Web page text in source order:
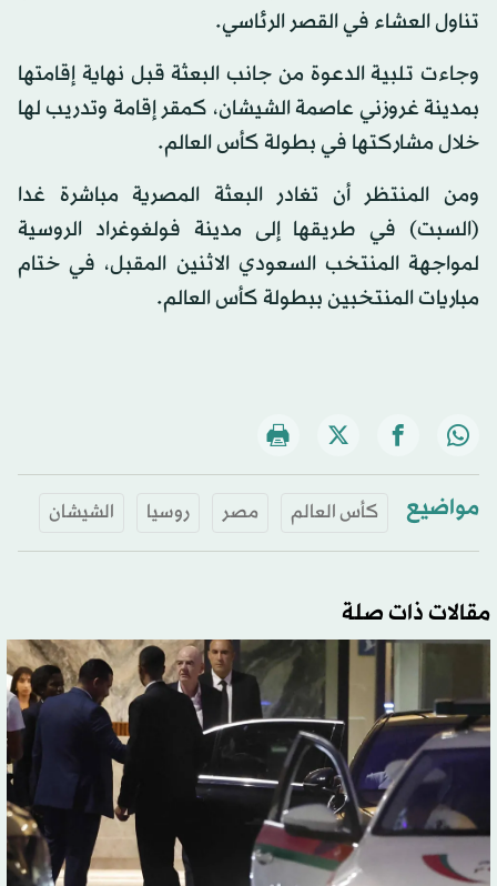
تناول العشاء في القصر الرئاسي.
وجاءت تلبية الدعوة من جانب البعثة قبل نهاية إقامتها
بمدينة غروزني عاصمة الشيشان، كمقر إقامة وتدريب لها
خلال مشاركتها في بطولة كأس العالم.
ومن المنتظر أن تغادر البعثة المصرية مباشرة غدا
(السبت) في طريقها إلى مدينة فولغوغراد الروسية
لمواجهة المنتخب السعودي الاثنين المقبل، في ختام
مباريات المنتخبين ببطولة كأس العالم.
مواضيع كأس العالم مصر روسيا الشيشان
مقالات ذات صلة